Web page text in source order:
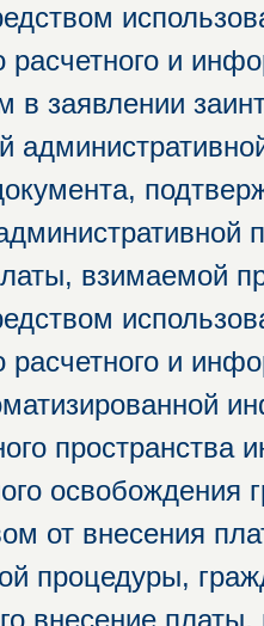
расчетного и
в заявлении
взимаемой
расчетного и
пространства
освобождения
от внесения
процедуры,
внесение